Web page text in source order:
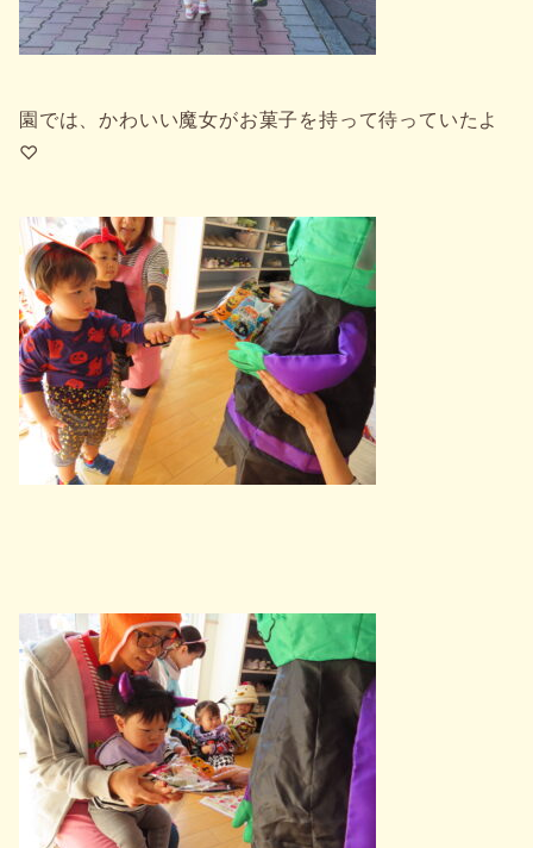
園では、かわいい魔女がお菓子を持って待っていたよ
♡